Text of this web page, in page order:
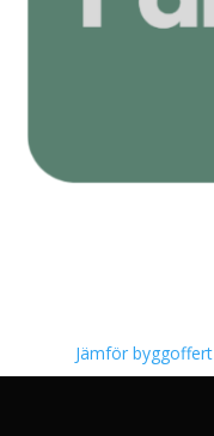
Jämför byggoffert